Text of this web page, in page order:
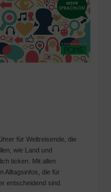
für Weltreisende, die
wie Land und
ticken. Mit allen
Alltagsinfos, die für
entscheidend sind.